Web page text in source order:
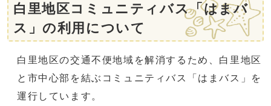
白里地区コミュニティバス「はまバ
ス」の利用について
白里地区の交通不便地域を解消するため、白里地区
と市中心部を結ぶコミュニティバス「はまバス」を
運行しています。